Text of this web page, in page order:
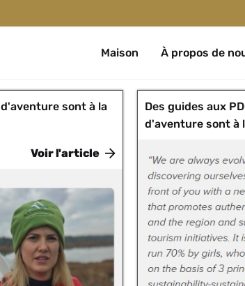
Maison À propos de
sont à la
Voir l'article
Des guides aux
d'aventure sont à